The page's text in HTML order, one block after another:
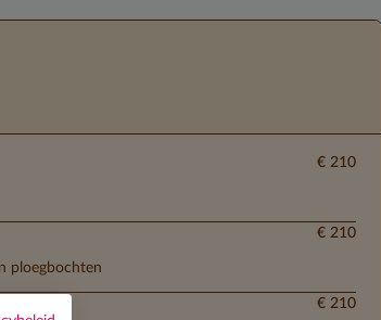
€ 210
ploegbochten
€ 210
€ 210